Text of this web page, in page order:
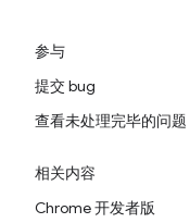
参与
提交 bug
查看未处理完毕的问题
相关内容
Chrome 开发者版